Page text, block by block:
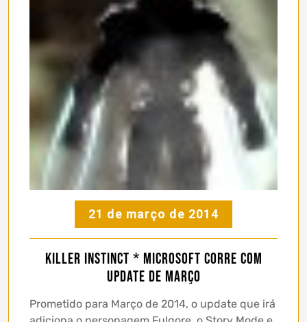
21 de março de 2014
Killer Instinct * Microsoft corre com
update de Março
Prometido para Março de 2014, o update que irá